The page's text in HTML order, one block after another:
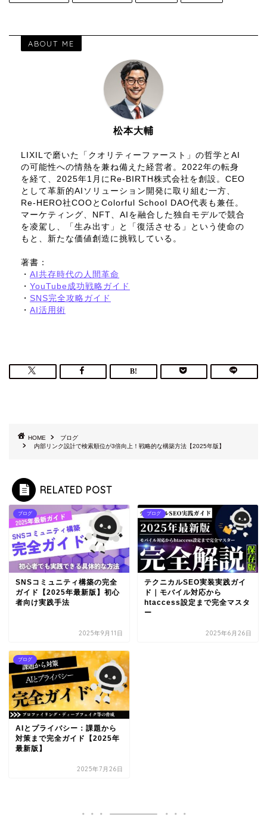
ABOUT ME
松本大輔
LIXILで磨いた「クオリティーファースト」の哲学とAI
の可能性への情熱を兼ね備えた経営者。2022年の転身
を経て、2025年1月にRe-BIRTH株式会社を創設。CEO
として革新的AIソリューション開発に取り組む一方、
Re-HERO社COOとColorful School DAO代表も兼任。
マーケティング、NFT、AIを融合した独自モデルで競合
を凌駕し、「生み出す」と「復活させる」という使命の
もと、新たな価値創造に挑戦している。
著書：
・ AI共存時代の人間革命
・ YouTube成功戦略ガイド
・ SNS完全攻略ガイド
・ AI活用術
HOME
ブログ
内部リンク設計で検索順位が3倍向上！戦略的な構築方法【2025年版】
RELATED POST
ブログ
SNSコミュニティ構築の完全
ガイド【2025年最新版】初心
者向け実践手法
2025年9月11日
ブログ
テクニカルSEO実装実践ガイ
ド｜モバイル対応から
htaccess設定まで完全マスタ
ー
2025年6月26日
ブログ
AIとプライバシー：課題から
対策まで完全ガイド【2025年
最新版】
2025年7月26日